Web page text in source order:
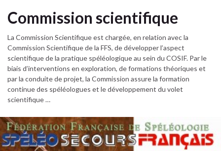
Commission scientifique
La Commission Scientifique est chargée, en relation avec la
Commission Scientifique de la FFS, de développer l’aspect
scientifique de la pratique spéléologique au sein du COSIF. Par le
biais d’interventions en exploration, de formations théoriques et
par la conduite de projet, la Commission assure la formation
continue des spéléologues et le développement du volet
scientifique …